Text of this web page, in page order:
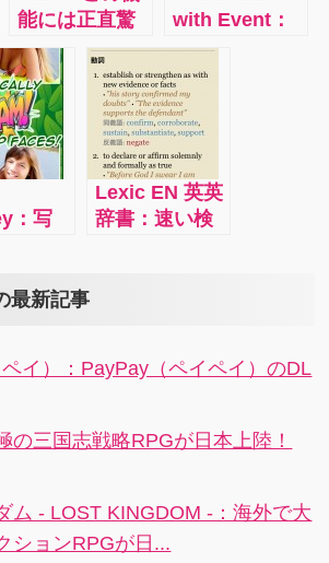
したゲーム感
覚でフランス
語の言い回し
が身に付きま
す。
能には正直驚
きました。
iPhone・
iPad・AppleT
Ｖ、ノートPC
とそれぞれの
デバイスで最
近のヒット作
から懐かしの
ビドラマシリ
などが見れ
他のデバイス
with Event：
このアプリは
なんとカメラ
ロールに入っ
ている写真を
すべて撮影し
た日付順にカ
レンダー表示
してくれると
それぞれの日
のような感じ
す。
：写
にす
た作
ッタ
ルで
きま
なり
な出
Lexic EN 英英
辞書：速い検
15万語です。
最新記事
イ）：PayPay（ペイペイ）のDL
の三国志戦略RPGが日本上陸！
ム - LOST KINGDOM -：海外で大
ションRPGが日...